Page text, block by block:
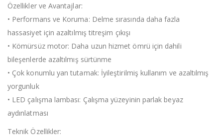
Özellikler ve Avantajlar:
• Performans ve Koruma: Delme sırasında daha fazla
hassasiyet için azaltılmış titreşim çıkışı
• Kömürsüz motor: Daha uzun hizmet ömrü için dahili
bileşenlerde azaltılmış sürtünme
• Çok konumlu yan tutamak: İyileştirilmiş kullanım ve azaltılmış
yorgunluk
• LED çalışma lambası: Çalışma yüzeyinin parlak beyaz
aydınlatması
Teknik Özellikler: